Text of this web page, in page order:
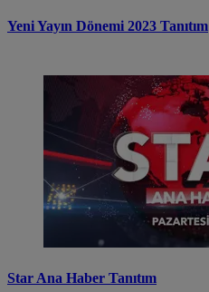
Yeni Yayın Dönemi 2023 Tanıtım
Star Ana Haber Tanıtım